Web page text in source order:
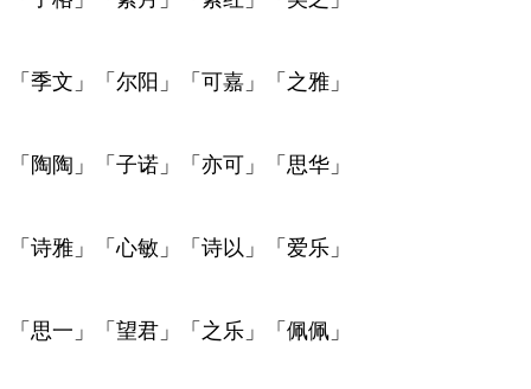
「季文」「尔阳」「可嘉」「之雅」
「陶陶」「子诺」「亦可」「思华」
「诗雅」「心敏」「诗以」「爱乐」
「思一」「望君」「之乐」「佩佩」